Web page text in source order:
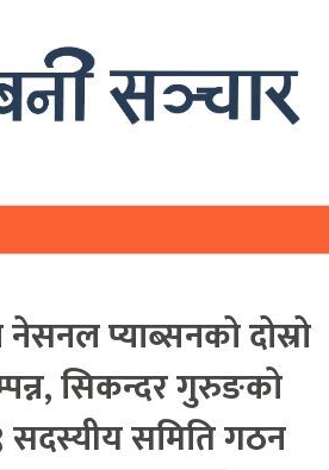
प्याब्सनको दोस्रो
सिकन्दर गुरुङकाे
सदस्यीय समिति गठन